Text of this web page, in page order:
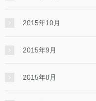
2015年10月
2015年9月
2015年8月